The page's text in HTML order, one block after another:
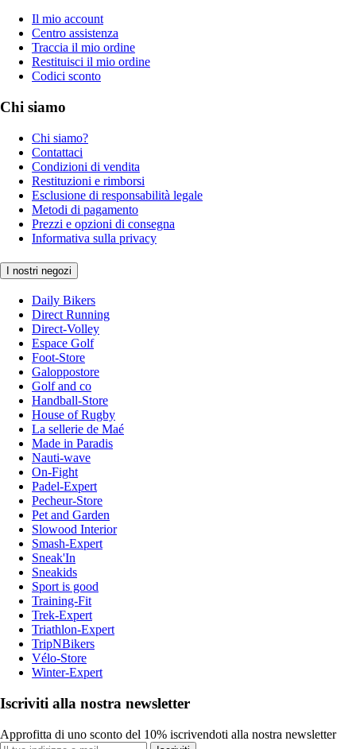
Il mio account
Centro assistenza
Traccia il mio ordine
Restituisci il mio ordine
Codici sconto
Chi siamo
Chi siamo?
Contattaci
Condizioni di vendita
Restituzioni e rimborsi
Esclusione di responsabilità legale
Metodi di pagamento
Prezzi e opzioni di consegna
Informativa sulla privacy
I nostri negozi
Daily Bikers
Direct Running
Direct-Volley
Espace Golf
Foot-Store
Galoppostore
Golf and co
Handball-Store
House of Rugby
La sellerie de Maé
Made in Paradis
Nauti-wave
On-Fight
Padel-Expert
Pecheur-Store
Pet and Garden
Slowood Interior
Smash-Expert
Sneak'In
Sneakids
Sport is good
Training-Fit
Trek-Expert
Triathlon-Expert
TripNBikers
Vélo-Store
Winter-Expert
Iscriviti alla nostra newsletter
Approfitta di uno sconto del 10% iscrivendoti alla nostra newsletter